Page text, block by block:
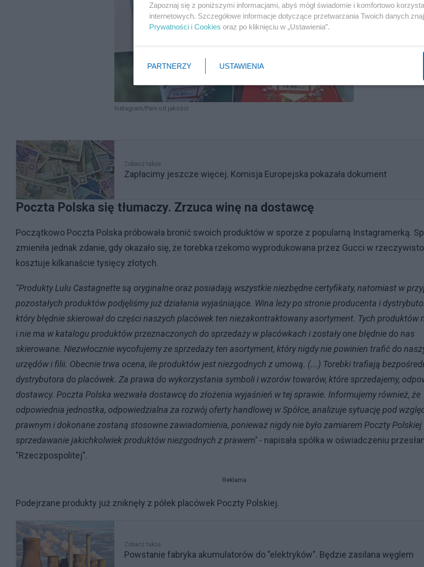
Instagram/Pani od jakości
Zobacz także
Zapłacimy jeszcze więcej. Komisja Europejska pokazała dokument
Poczta Polska się tłumaczy. Zrzuca winę na dostawcę
Początkowo Poczta Polska próbowała bronić swoich produktów w sporze z popularną Instagramerką.
zmieniła jednak zdanie, gdy okazało się, że torebka rzekomo wyprodukowana przez Gucci w
kosztuje kilkanaście tysięcy złotych.
"Produkty Lulu Castagnette są oryginalne oraz posiadają wszystkie niezbędne certyfikaty, natomiast w
pozostałych produktów podjęliśmy już działania wyjaśniające. Wina leży po stronie producenta i
który błędnie skierował do części naszych placówek ten niezakontraktowany asortyment. Tych produktów
i nie ma w katalogu produktów przeznaczonych do sprzedaży w placówkach i zostały one błędnie do nas
skierowane. Niezwłocznie wycofujemy ze sprzedaży ten asortyment, który nigdy nie powinien trafić do
urzędów i filii. Obecnie trwa ocena, ile produktów jest niezgodnych z umową. (...) Torebki trafiają
dystrybutora do placówek. Za prawa do wykorzystania symboli i wzorów towarów, które sprzedajemy,
dostawcy. Poczta Polska wezwała dostawcę do złożenia wyjaśnień w tej sprawie. Informujemy również, że
odpowiednia jednostka, odpowiedzialna za rozwój oferty handlowej w Spółce, analizuje sytuację pod
prawnym i dokonane zostaną stosowne zawiadomienia, ponieważ nigdy nie było zamiarem Poczty Polskiej
sprzedawanie jakichkolwiek produktów niezgodnych z prawem''- napisała spółka w oświadczeniu
"Rzeczpospolitej".
Reklama
Podejrzane produkty już zniknęły z półek placówek Poczty Polskiej.
Zobacz także
Powstanie fabryka akumulatorów do "elektryków". Będzie zasilana węglem
Zapoznaj się z poniższymi informacjami, abyś mógł świadomie i komfortowo
internetowych. Szczegółowe informacje dotyczące przetwarzania Twoich danych
Prywatności i Cookies oraz po kliknięciu w „Ustawienia”.
PARTNERZY USTAWIENIA